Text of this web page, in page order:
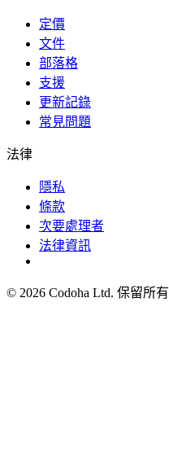
定價
文件
部落格
支援
更新記錄
常見問題
法律
隱私
條款
次要處理者
法律資訊
© 2026 Codoha Ltd. 保留所